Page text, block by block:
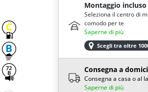
C
B
72
B
Montaggio incluso
Seleziona il centro di
comodo per te
Saperne di più
Scegli tra oltre
Consegna a
Consegna a casa o al
Saperne di più